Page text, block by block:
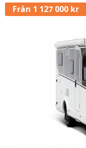
Från 1 127 000 kr